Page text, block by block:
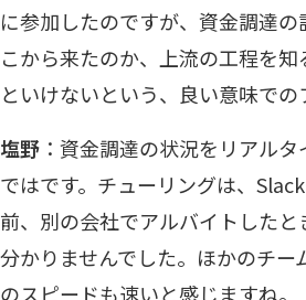
に参加したのですが、資金調達
こから来たのか、上流の工程を
といけないという、良い意味で
塩野 ：資金調達の状況をリアル
ではです。チューリングは、
前、別の会社でアルバイトした
分かりませんでした。ほかのチ
のスピードも速いと感じますね。